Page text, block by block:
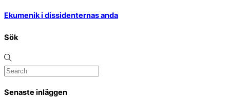
Ekumenik i dissidenternas anda
Sök
Senaste inläggen